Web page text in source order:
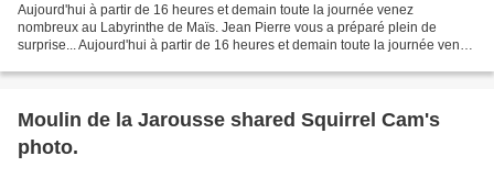
Aujourd'hui à partir de 16 heures et demain toute la journée venez
nombreux au Labyrinthe de Maïs. Jean Pierre vous a préparé plein de
surprise... Aujourd'hui à partir de 16 heures et demain toute la journée venez
Moulin de la Jarousse shared Squirrel Cam's
photo.